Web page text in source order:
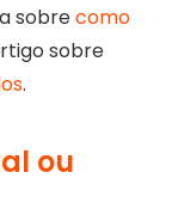
sobrecomo
sobre
.
ou